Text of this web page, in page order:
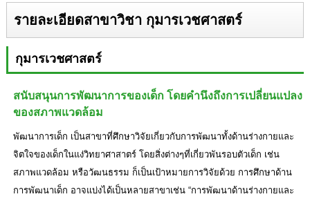
รายละเอียดสาขาวิชา กุมารเวชศาสตร์
กุมารเวชศาสตร์
สนับสนุนการพัฒนาการของเด็ก โดยคำนึงถึงการเปลี่ยนแปลง
ของสภาพแวดล้อม
พัฒนาการเด็ก เป็นสาขาที่ศึกษาวิจัยเกี่ยวกับการพัฒนาทั้งด้านร่างกายและ
จิตใจของเด็กในแง่วิทยาศาสาตร์ โดยสิ่งต่างๆที่เกี่ยวพันรอบตัวเด็ก เช่น
สภาพแวดล้อม หรือวัฒนธรรม ก็เป็นเป้าหมายการวิจัยด้วย การศึกษาด้าน
การพัฒนาเด็ก อาจแบ่งได้เป็นหลายสาขาเช่น “การพัฒนาด้านร่างกายและ